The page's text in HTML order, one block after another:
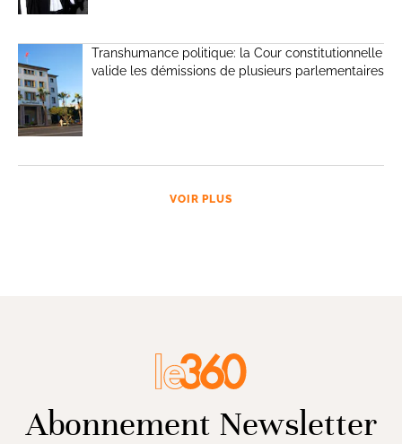
Transhumance politique: la Cour constitutionnelle
valide les démissions de plusieurs parlementaires
VOIR PLUS
Abonnement Newsletter